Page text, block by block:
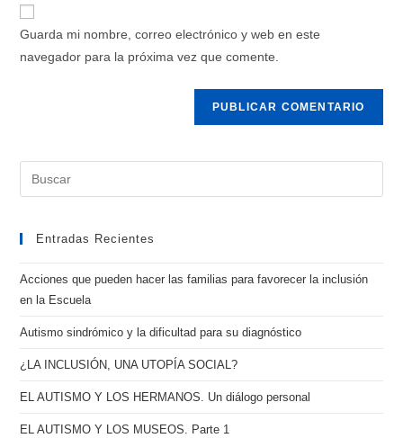
Guarda mi nombre, correo electrónico y web en este
navegador para la próxima vez que comente.
Entradas Recientes
Acciones que pueden hacer las familias para favorecer la inclusión
en la Escuela
Autismo sindrómico y la dificultad para su diagnóstico
¿LA INCLUSIÓN, UNA UTOPÍA SOCIAL?
EL AUTISMO Y LOS HERMANOS. Un diálogo personal
EL AUTISMO Y LOS MUSEOS. Parte 1